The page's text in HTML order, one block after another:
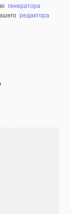
генератора
редактора